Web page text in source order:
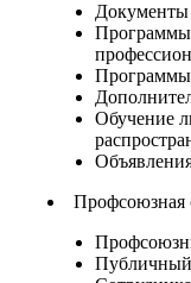
Документы
Программы
Обучение
Профсоюзная
Публичный